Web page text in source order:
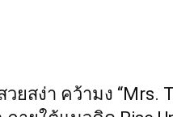
ยสง่า คว้ามง “Mrs.